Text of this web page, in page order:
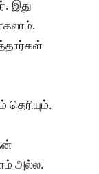
இது
தெரியும்.
அல்ல.